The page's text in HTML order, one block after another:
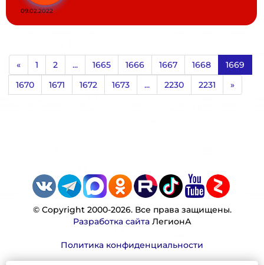
09.02.2022
« 1 2 ... 1665 1666 1667 1668
1669
1670
1671 1672 1673 ... 2230 2231 »
© Copyright 2000-2026. Все права защищены.
Разработка сайтаЛегионА
Политика конфиденциальности